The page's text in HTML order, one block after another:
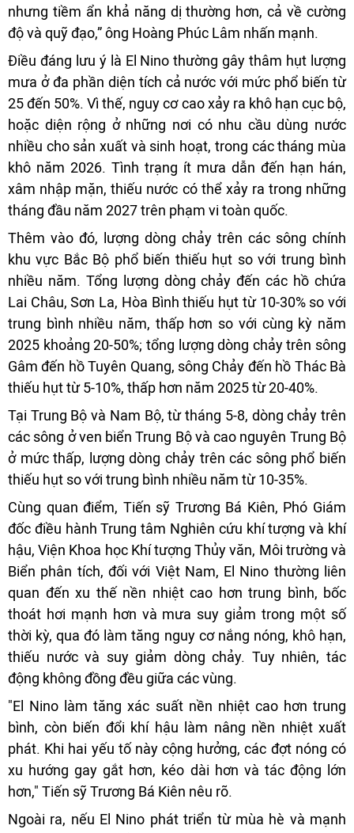
nhưng tiềm ẩn khả năng dị thường hơn, cả về cường
độ và quỹ đạo,” ông Hoàng Phúc Lâm nhấn mạnh.
Điều đáng lưu ý là El Nino thường gây thâm hụt lượng
mưa ở đa phần diện tích cả nước với mức phổ biến từ
25 đến 50%. Vì thế, nguy cơ cao xảy ra khô hạn cục bộ,
hoặc diện rộng ở những nơi có nhu cầu dùng nước
nhiều cho sản xuất và sinh hoạt, trong các tháng mùa
khô năm 2026. Tình trạng ít mưa dẫn đến hạn hán,
xâm nhập mặn, thiếu nước có thể xảy ra trong những
tháng đầu năm 2027 trên phạm vi toàn quốc.
Thêm vào đó, lượng dòng chảy trên các sông chính
khu vực Bắc Bộ phổ biến thiếu hụt so với trung bình
nhiều năm. Tổng lượng dòng chảy đến các hồ chứa
Lai Châu, Sơn La, Hòa Bình thiếu hụt từ 10-30% so với
trung bình nhiều năm, thấp hơn so với cùng kỳ năm
2025 khoảng 20-50%; tổng lượng dòng chảy trên sông
Gâm đến hồ Tuyên Quang, sông Chảy đến hồ Thác Bà
thiếu hụt từ 5-10%, thấp hơn năm 2025 từ 20-40%.
Tại Trung Bộ và Nam Bộ, từ tháng 5-8, dòng chảy trên
các sông ở ven biển Trung Bộ và cao nguyên Trung Bộ
ở mức thấp, lượng dòng chảy trên các sông phổ biến
thiếu hụt so với trung bình nhiều năm từ 10-35%.
Cùng quan điểm, Tiến sỹ Trương Bá Kiên, Phó Giám
đốc điều hành Trung tâm Nghiên cứu khí tượng và khí
hậu, Viện Khoa học Khí tượng Thủy văn, Môi trường và
Biển phân tích, đối với Việt Nam, El Nino thường liên
quan đến xu thế nền nhiệt cao hơn trung bình, bốc
thoát hơi mạnh hơn và mưa suy giảm trong một số
thời kỳ, qua đó làm tăng nguy cơ nắng nóng, khô hạn,
thiếu nước và suy giảm dòng chảy. Tuy nhiên, tác
động không đồng đều giữa các vùng.
"El Nino làm tăng xác suất nền nhiệt cao hơn trung
bình, còn biến đổi khí hậu làm nâng nền nhiệt xuất
phát. Khi hai yếu tố này cộng hưởng, các đợt nóng có
xu hướng gay gắt hơn, kéo dài hơn và tác động lớn
hơn," Tiến sỹ Trương Bá Kiên nêu rõ.
Ngoài ra, nếu El Nino phát triển từ mùa hè và mạnh